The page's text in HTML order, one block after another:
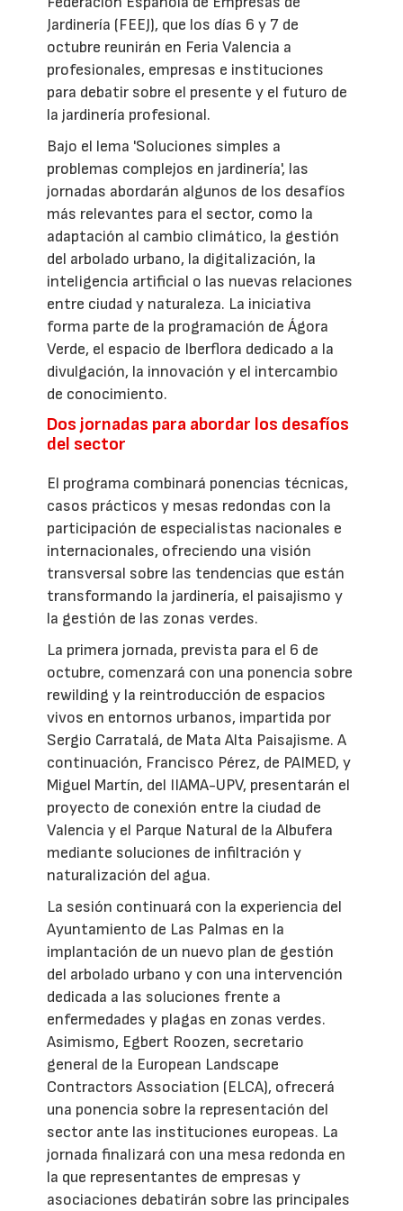
Jardinería (FEEJ), que los días 6 y 7 de
octubre reunirán en Feria Valencia a
profesionales, empresas e instituciones
para debatir sobre el presente y el futuro de
la jardinería profesional.
Bajo el lema 'Soluciones simples a
problemas complejos en jardinería', las
jornadas abordarán algunos de los desafíos
más relevantes para el sector, como la
adaptación al cambio climático, la gestión
del arbolado urbano, la digitalización, la
inteligencia artificial o las nuevas relaciones
entre ciudad y naturaleza. La iniciativa
forma parte de la programación de Ágora
Verde, el espacio de Iberflora dedicado a la
divulgación, la innovación y el intercambio
de conocimiento.
Dos jornadas para abordar los desafíos
del sector
El programa combinará ponencias técnicas,
casos prácticos y mesas redondas con la
participación de especialistas nacionales e
internacionales, ofreciendo una visión
transversal sobre las tendencias que están
transformando la jardinería, el paisajismo y
la gestión de las zonas verdes.
La primera jornada, prevista para el 6 de
octubre, comenzará con una ponencia sobre
rewilding y la reintroducción de espacios
vivos en entornos urbanos, impartida por
Sergio Carratalá, de Mata Alta Paisajisme. A
continuación, Francisco Pérez, de PAIMED, y
Miguel Martín, del IIAMA-UPV, presentarán el
proyecto de conexión entre la ciudad de
Valencia y el Parque Natural de la Albufera
mediante soluciones de infiltración y
naturalización del agua.
La sesión continuará con la experiencia del
Ayuntamiento de Las Palmas en la
implantación de un nuevo plan de gestión
del arbolado urbano y con una intervención
dedicada a las soluciones frente a
enfermedades y plagas en zonas verdes.
Asimismo, Egbert Roozen, secretario
general de la European Landscape
Contractors Association (ELCA), ofrecerá
una ponencia sobre la representación del
sector ante las instituciones europeas. La
jornada finalizará con una mesa redonda en
la que representantes de empresas y
asociaciones debatirán sobre las principales